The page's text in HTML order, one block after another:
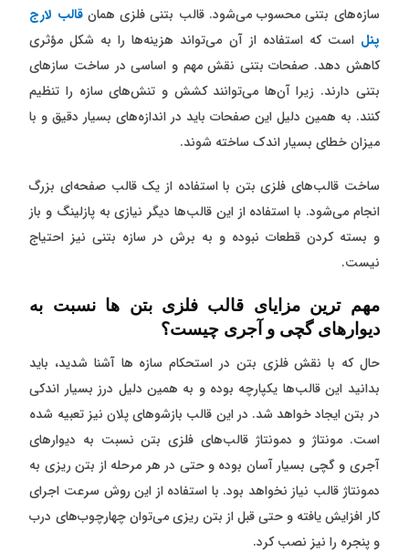
سازه‌های بتنی محسوب می‌شود. قالب بتنی فلزی همانقالب‌ لارج
پنل است که استفاده از آن‌ می‌تواند هزینه‌ها را به شکل مؤثری
کاهش دهد. صفحات بتنی نقش مهم و اساسی در ساخت ساز‌های
بتنی دارند. زیرا آن‌ها می‌توانند کشش و تنش‌های سازه را تنظیم
کنند. به همین دلیل این صفحات باید در اندازه‌های بسیار دقیق و با
میزان خطای بسیار اندک ساخته شوند.
ساخت قالب‌های فلزی بتن با استفاده از یک قالب صفحه‌ای بزرگ
انجام می‌شود. با استفاده از این قالب‌ها دیگر نیازی به پازلینگ و باز
و بسته کردن قطعات نبوده و به برش در سازه بتنی نیز احتیاج
نیست.
مهم ترین مزایای قالب فلزی بتن ها نسبت به
دیوار‌های گچی و آجری چیست؟
حال که با نقش فلزی بتن در استحکام سازه ها آشنا شدید، باید
بدانید این قالب‌ها یکپارچه بوده و به همین دلیل درز بسیار اندکی
در بتن ایجاد خواهد شد. در این قالب بازشو‌های پلان نیز تعبیه شده
است. مونتاژ و دمونتاژ قالب‌های فلزی بتن نسبت به دیوارهای
آجری و گچی بسیار آسان بوده و حتی در هر مرحله از بتن ریزی به
دمونتاژ قالب نیاز نخواهد بود. با استفاده از این روش سرعت اجرای
کار افزایش یافته و حتی قبل از بتن ریزی می‌توان چهارچوب‌های درب
و پنجره را نیز نصب کرد.